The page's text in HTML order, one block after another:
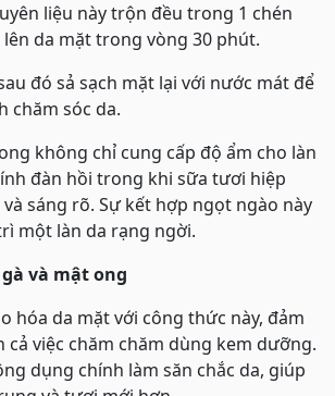
liệu này trộn đều trong 1 chén
da mặt trong vòng 30 phút.
đó sả sạch mặt lại với nước mát để
chăm sóc da.
không chỉ cung cấp độ ẩm cho làn
đàn hồi trong khi sữa tươi hiệp
sáng rõ. Sự kết hợp ngọt ngào này
một làn da rạng ngời.
và mật ong
hóa da mặt với công thức này, đảm
cả việc chăm chăm dùng kem dưỡng.
dụng chính làm săn chắc da, giúp